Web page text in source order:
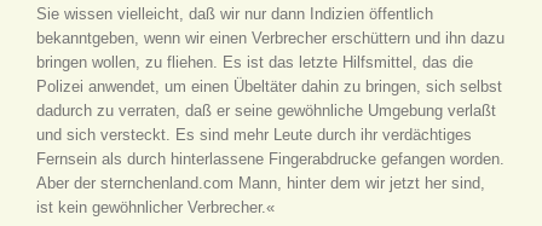
Sie wissen vielleicht, daß wir nur dann Indizien öffentlich
bekanntgeben, wenn wir einen Verbrecher erschüttern und ihn dazu
bringen wollen, zu fliehen. Es ist das letzte Hilfsmittel, das die
Polizei anwendet, um einen Übeltäter dahin zu bringen, sich selbst
dadurch zu verraten, daß er seine gewöhnliche Umgebung verlaßt
und sich versteckt. Es sind mehr Leute durch ihr verdächtiges
Fernsein als durch hinterlassene Fingerabdrucke gefangen worden.
Aber der sternchenland.com Mann, hinter dem wir jetzt her sind,
ist kein gewöhnlicher Verbrecher.«